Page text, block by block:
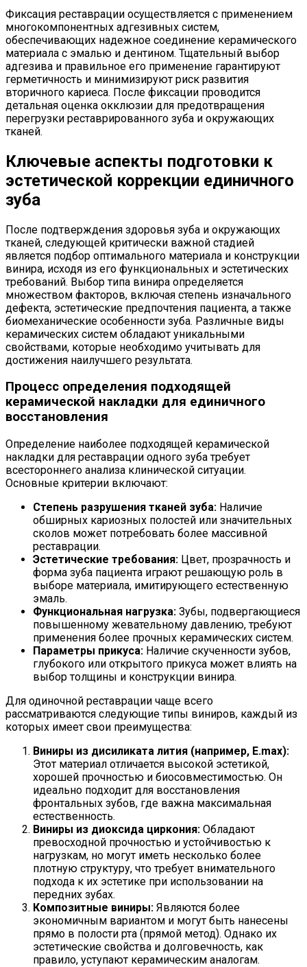
Фиксация реставрации осуществляется с применением
многокомпонентных адгезивных систем,
обеспечивающих надежное соединение керамического
материала с эмалью и дентином. Тщательный выбор
адгезива и правильное его применение гарантируют
герметичность и минимизируют риск развития
вторичного кариеса. После фиксации проводится
детальная оценка окклюзии для предотвращения
перегрузки реставрированного зуба и окружающих
тканей.
Ключевые аспекты подготовки к
эстетической коррекции единичного
зуба
После подтверждения здоровья зуба и окружающих
тканей, следующей критически важной стадией
является подбор оптимального материала и конструкции
винира, исходя из его функциональных и эстетических
требований. Выбор типа винира определяется
множеством факторов, включая степень изначального
дефекта, эстетические предпочтения пациента, а также
биомеханические особенности зуба. Различные виды
керамических систем обладают уникальными
свойствами, которые необходимо учитывать для
достижения наилучшего результата.
Процесс определения подходящей
керамической накладки для единичного
восстановления
Определение наиболее подходящей керамической
накладки для реставрации одного зуба требует
всестороннего анализа клинической ситуации.
Основные критерии включают:
Степень разрушения тканей зуба: Наличие
обширных кариозных полостей или значительных
сколов может потребовать более массивной
реставрации.
Эстетические требования: Цвет, прозрачность и
форма зуба пациента играют решающую роль в
выборе материала, имитирующего естественную
эмаль.
Функциональная нагрузка: Зубы, подвергающиеся
повышенному жевательному давлению, требуют
применения более прочных керамических систем.
Параметры прикуса: Наличие скученности зубов,
глубокого или открытого прикуса может влиять на
выбор толщины и конструкции винира.
Для одиночной реставрации чаще всего
рассматриваются следующие типы виниров, каждый из
которых имеет свои преимущества:
Виниры из дисиликата лития (например, E.max):
Этот материал отличается высокой эстетикой,
хорошей прочностью и биосовместимостью. Он
идеально подходит для восстановления
фронтальных зубов, где важна максимальная
естественность.
Виниры из диоксида циркония: Обладают
превосходной прочностью и устойчивостью к
нагрузкам, но могут иметь несколько более
плотную структуру, что требует внимательного
подхода к их эстетике при использовании на
передних зубах.
Композитные виниры: Являются более
экономичным вариантом и могут быть нанесены
прямо в полости рта (прямой метод). Однако их
эстетические свойства и долговечность, как
правило, уступают керамическим аналогам.